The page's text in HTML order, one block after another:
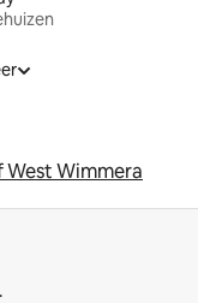
West Wimmera